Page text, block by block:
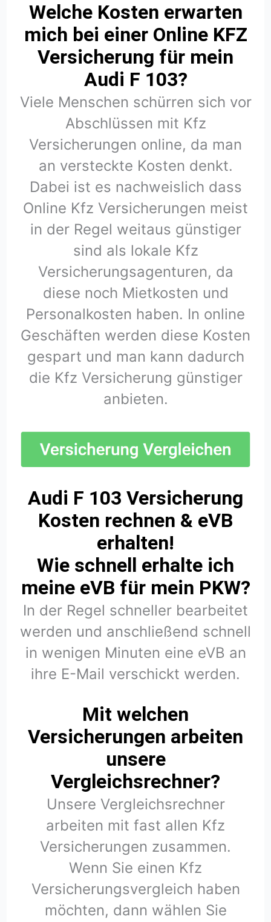
Welche Kosten erwarten
mich bei einer Online KFZ
Versicherung für mein
Audi F 103?
Viele Menschen schürren sich vor
Abschlüssen mit Kfz
Versicherungen online, da man
an versteckte Kosten denkt.
Dabei ist es nachweislich dass
Online Kfz Versicherungen meist
in der Regel weitaus günstiger
sind als lokale Kfz
Versicherungsagenturen, da
diese noch Mietkosten und
Personalkosten haben. In online
Geschäften werden diese Kosten
gespart und man kann dadurch
die Kfz Versicherung günstiger
anbieten.
Audi F 103 Versicherung
Kosten rechnen & eVB
erhalten!
Wie schnell erhalte ich
meine eVB für mein PKW?
In der Regel schneller bearbeitet
werden und anschließend schnell
in wenigen Minuten eine eVB an
ihre E-Mail verschickt werden.
Mit welchen
Versicherungen arbeiten
unsere
Vergleichsrechner?
Unsere Vergleichsrechner
arbeiten mit fast allen Kfz
Versicherungen zusammen.
Wenn Sie einen Kfz
Versicherungsvergleich haben
möchten, dann wählen Sie